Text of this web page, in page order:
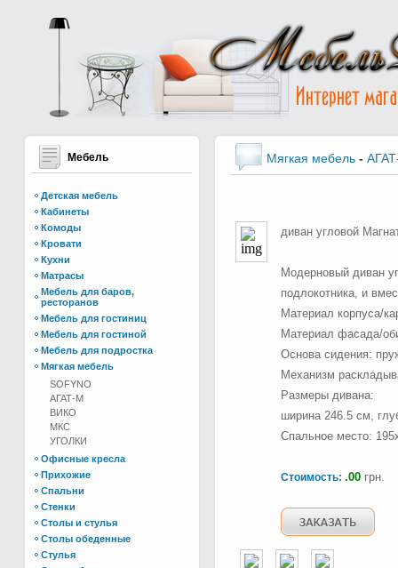
Мебель
Детская мебель
Кабинеты
Комоды
Кровати
Кухни
Матрасы
Мебель для баров,
ресторанов
Мебель для гостиниц
Мебель для гостиной
Мебель для подростка
Мягкая мебель
SOFYNO
АГАТ-М
ВИКО
МКС
УГОЛКИ
Офисные кресла
Прихожие
Спальни
Стенки
Столы и стулья
Столы обеденные
Стулья
Мягкая мебель -
диван угловой
Модерновый диван
подлокотника, и
Материал корпуса/
Материал фасада/
Основа сидения:
Механизм
Размеры дивана:
ширина 246.5 см,
Спальное место:
Стоимость: .00 грн.